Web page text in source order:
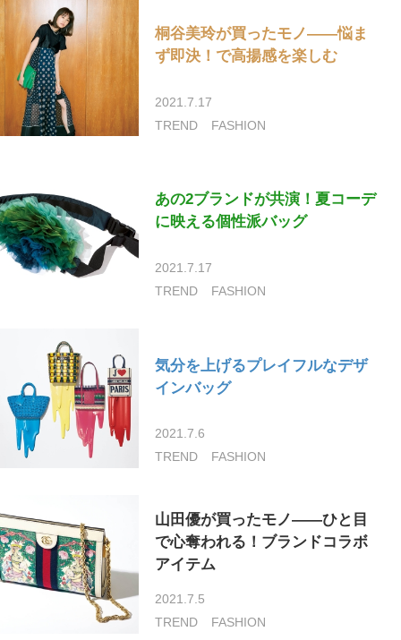
桐谷美玲が買ったモノ――悩ま
ず即決！で高揚感を楽しむ
2021.7.17
TREND
FASHION
あの2ブランドが共演！夏コーデ
に映える個性派バッグ
2021.7.17
TREND
FASHION
気分を上げるプレイフルなデザ
インバッグ
2021.7.6
TREND
FASHION
山田優が買ったモノ――ひと目
で心奪われる！ブランドコラボ
アイテム
2021.7.5
TREND
FASHION